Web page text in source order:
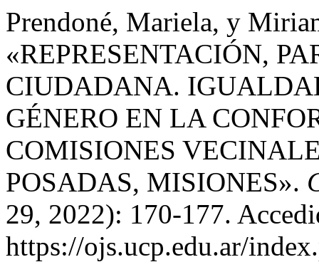
Prendoné, Mariela, y
«REPRESENTACIÓN,
CIUDADANA.
GÉNERO EN LA
COMISIONES
POSADAS, MISIONES».
29, 2022): 170-177.
https://ojs.ucp.edu.ar/